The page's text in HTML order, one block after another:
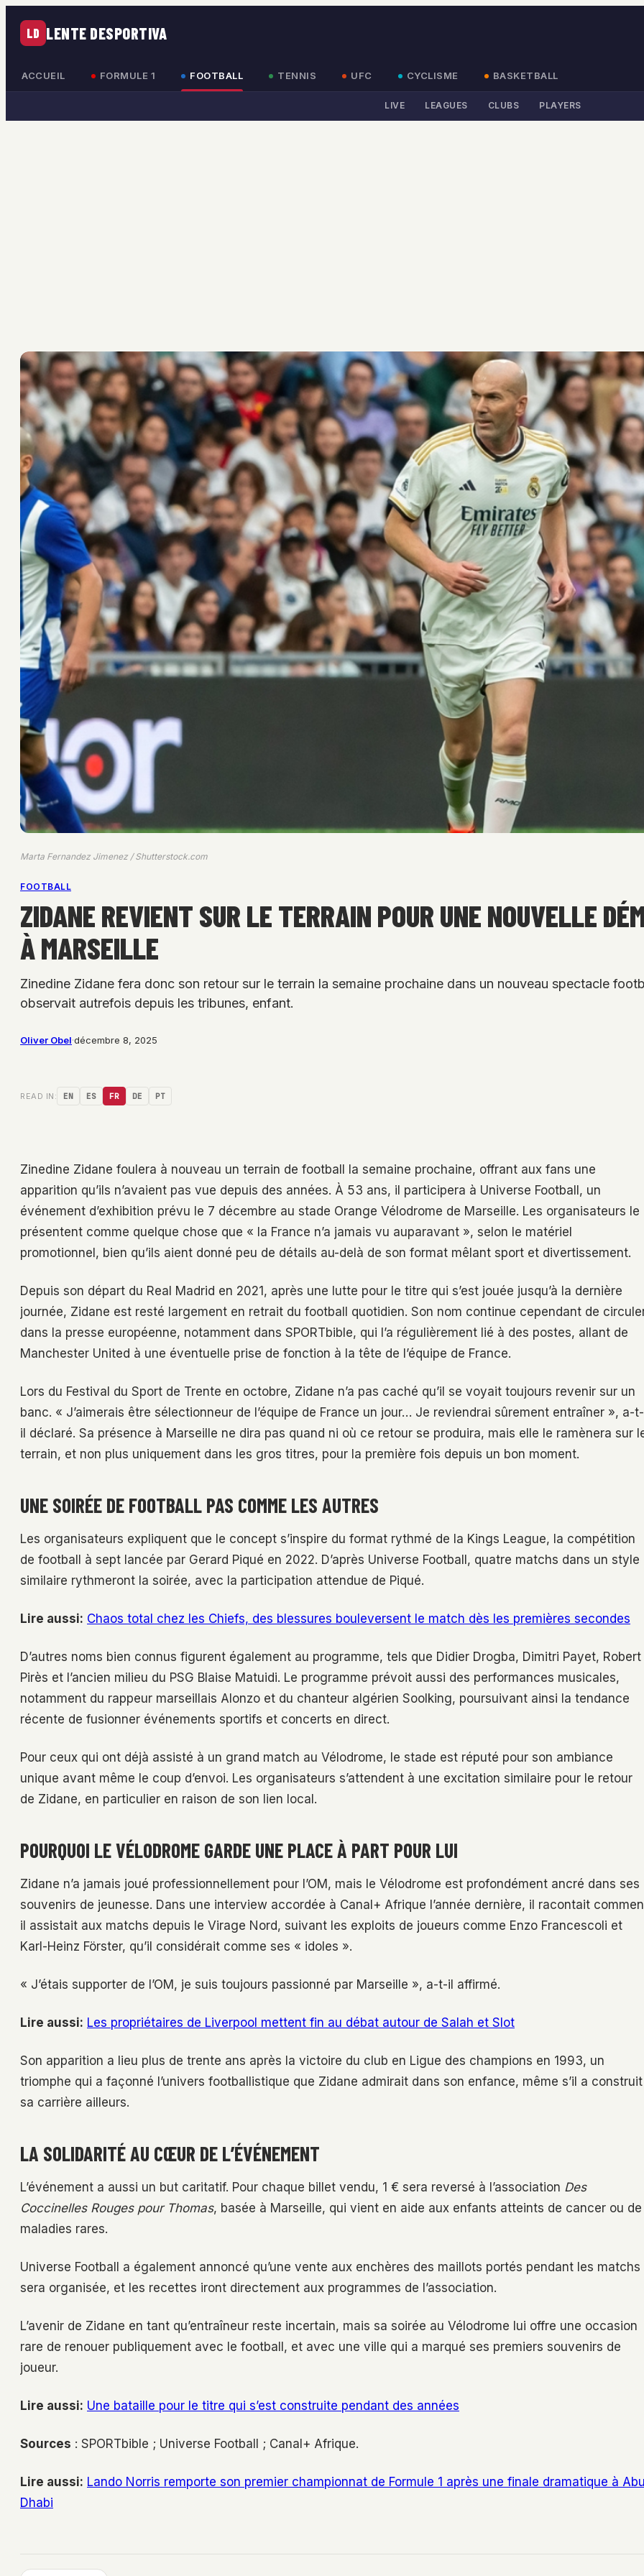
LD LENTE DESPORTIVA
ACCUEIL FORMULE 1 FOOTBALL TENNIS UFC CYCLISME BASKETBALL
LIVE LEAGUES CLUBS PLAYERS
Marta Fernandez Jimenez / Shutterstock.com
FOOTBALL
ZIDANE REVIENT SUR LE TERRAIN POUR UNE NOUVELLE
À MARSEILLE
Zinedine Zidane fera donc son retour sur le terrain la semaine prochaine dans un nouveau spectacle
observait autrefois depuis les tribunes, enfant.
Oliver Obel·décembre 8, 2025
READ IN: EN ES FR DE PT
Zinedine Zidane foulera à nouveau un terrain de football la semaine prochaine, offrant aux fans une
apparition qu’ils n’avaient pas vue depuis des années. À 53 ans, il participera à Universe Football, un
événement d’exhibition prévu le 7 décembre au stade Orange Vélodrome de Marseille. Les organisateurs le
présentent comme quelque chose que « la France n’a jamais vu auparavant », selon le matériel
promotionnel, bien qu’ils aient donné peu de détails au-delà de son format mêlant sport et divertissement.
Depuis son départ du Real Madrid en 2021, après une lutte pour le titre qui s’est jouée jusqu’à la dernière
journée, Zidane est resté largement en retrait du football quotidien. Son nom continue cependant de
dans la presse européenne, notamment dans SPORTbible, qui l’a régulièrement lié à des postes, allant de
Manchester United à une éventuelle prise de fonction à la tête de l’équipe de France.
Lors du Festival du Sport de Trente en octobre, Zidane n’a pas caché qu’il se voyait toujours revenir sur un
banc. « J’aimerais être sélectionneur de l’équipe de France un jour… Je reviendrai sûrement entraîner », a-t-
il déclaré. Sa présence à Marseille ne dira pas quand ni où ce retour se produira, mais elle le ramènera sur
terrain, et non plus uniquement dans les gros titres, pour la première fois depuis un bon moment.
UNE SOIRÉE DE FOOTBALL PAS COMME LES AUTRES
Les organisateurs expliquent que le concept s’inspire du format rythmé de la Kings League, la compétition
de football à sept lancée par Gerard Piqué en 2022. D’après Universe Football, quatre matchs dans un style
similaire rythmeront la soirée, avec la participation attendue de Piqué.
Lire aussi: Chaos total chez les Chiefs, des blessures bouleversent le match dès les premières secondes
D’autres noms bien connus figurent également au programme, tels que Didier Drogba, Dimitri Payet, Robert
Pirès et l’ancien milieu du PSG Blaise Matuidi. Le programme prévoit aussi des performances musicales,
notamment du rappeur marseillais Alonzo et du chanteur algérien Soolking, poursuivant ainsi la tendance
récente de fusionner événements sportifs et concerts en direct.
Pour ceux qui ont déjà assisté à un grand match au Vélodrome, le stade est réputé pour son ambiance
unique avant même le coup d’envoi. Les organisateurs s’attendent à une excitation similaire pour le retour
de Zidane, en particulier en raison de son lien local.
POURQUOI LE VÉLODROME GARDE UNE PLACE À PART POUR LUI
Zidane n’a jamais joué professionnellement pour l’OM, mais le Vélodrome est profondément ancré dans ses
souvenirs de jeunesse. Dans une interview accordée à Canal+ Afrique l’année dernière, il racontait
il assistait aux matchs depuis le Virage Nord, suivant les exploits de joueurs comme Enzo Francescoli et
Karl-Heinz Förster, qu’il considérait comme ses « idoles ».
« J’étais supporter de l’OM, je suis toujours passionné par Marseille », a-t-il affirmé.
Lire aussi: Les propriétaires de Liverpool mettent fin au débat autour de Salah et Slot
Son apparition a lieu plus de trente ans après la victoire du club en Ligue des champions en 1993, un
triomphe qui a façonné l’univers footballistique que Zidane admirait dans son enfance, même s’il a construit
sa carrière ailleurs.
LA SOLIDARITÉ AU CŒUR DE L’ÉVÉNEMENT
L’événement a aussi un but caritatif. Pour chaque billet vendu, 1 € sera reversé à l’association Des
Coccinelles Rouges pour Thomas, basée à Marseille, qui vient en aide aux enfants atteints de cancer ou de
maladies rares.
Universe Football a également annoncé qu’une vente aux enchères des maillots portés pendant les matchs
sera organisée, et les recettes iront directement aux programmes de l’association.
L’avenir de Zidane en tant qu’entraîneur reste incertain, mais sa soirée au Vélodrome lui offre une occasion
rare de renouer publiquement avec le football, et avec une ville qui a marqué ses premiers souvenirs de
joueur.
Lire aussi: Une bataille pour le titre qui s’est construite pendant des années
Sources : SPORTbible ; Universe Football ; Canal+ Afrique.
Lire aussi: Lando Norris remporte son premier championnat de Formule 1 après une finale dramatique à
Dhabi